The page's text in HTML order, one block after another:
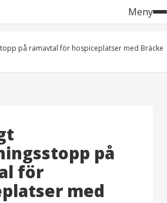
Meny
på ramavtal för hospiceplatser med Bräcke
på
för
med